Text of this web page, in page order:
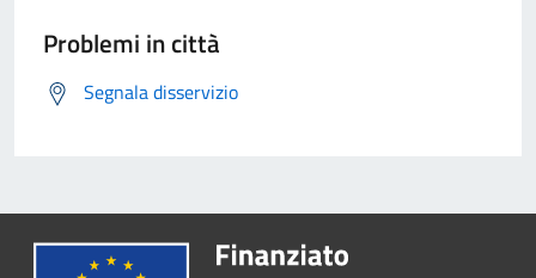
Problemi in città
Segnala disservizio